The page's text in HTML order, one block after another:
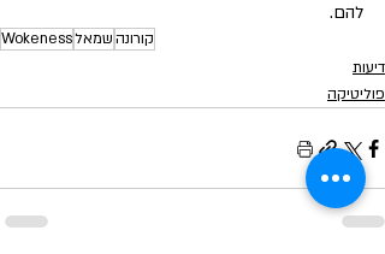
להם.
קורונהשמאלWokeness
דיעות
פוליטיקה